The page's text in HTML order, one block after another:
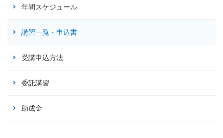
年間スケジュール
講習一覧・申込書
受講申込方法
委託講習
助成金